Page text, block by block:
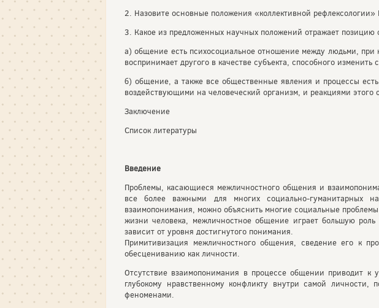
2. Назовите основные положения «коллективной рефлексологии»
3. Какое из предложенных научных положений отражает позицию
а) общение есть психосоциальное отношение между людьми,
воспринимает другого в качестве субъекта, способного
б) общение, а также все общественные явления и процессы
воздействующими на человеческий организм, и реакциями этого
Заключение
Список литературы
Введение
Проблемы, касающиеся межличностного общения и
все более важными для многих социально-гуманитарных
взаимопонимания, можно объяснить многие социальные
жизни человека, межличностное общение играет большую
зависит от уровня достигнутого понимания.
Примитивизация межличностного общения, сведение его к
обесцениванию как личности.
Отсутствие взаимопонимания в процессе общении приводит
глубокому нравственному конфликту внутри самой
феноменами.